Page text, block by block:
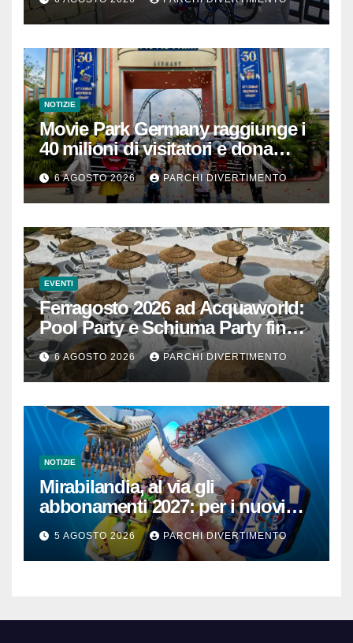
NOTIZIE
Movie Park Germany raggiunge i
40 milioni di visitatori e dona
40.000 euro
6 AGOSTO 2026 PARCHI DIVERTIMENTO
EVENTI
Ferragosto 2026 ad Acquaworld:
Pool Party e Schiuma Party fino a
mezzanotte
6 AGOSTO 2026 PARCHI DIVERTIMENTO
NOTIZIE
Mirabilandia, al via gli
abbonamenti 2027: per i nuovi
iscritti il 2026 è in omaggio
5 AGOSTO 2026 PARCHI DIVERTIMENTO